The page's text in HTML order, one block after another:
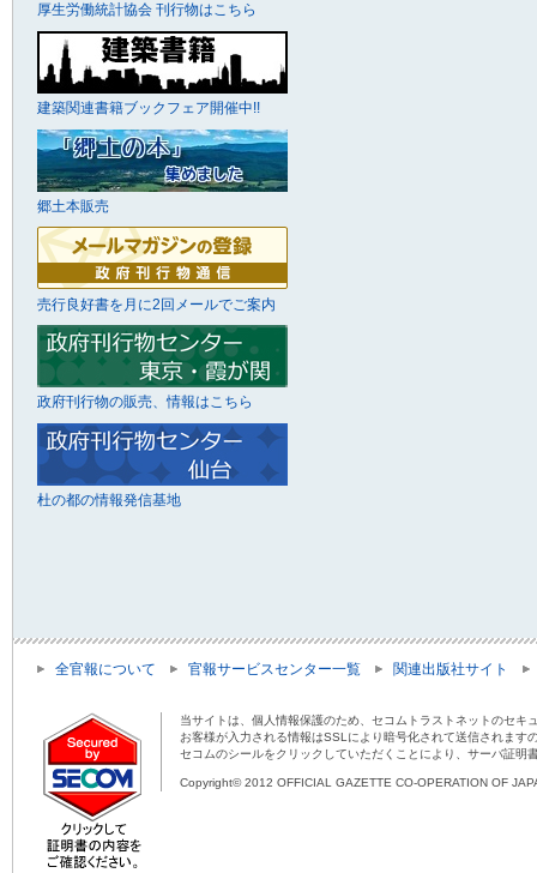
厚生労働統計協会 刊行物はこちら
建築関連書籍ブックフェア開催中!!
郷土本販売
売行良好書を月に2回メールでご案内
政府刊行物の販売、情報はこちら
杜の都の情報発信基地
全官報について 官報サービスセンター一覧 関連出版社サイト
当サイトは、個人情報保護のため、セコムトラストネットのセキ
お客様が入力される情報はSSLにより暗号化されて送信されま
セコムのシールをクリックしていただくことにより、サーバ証明
Copyright© 2012 OFFICIAL GAZETTE CO-OPERATION OF